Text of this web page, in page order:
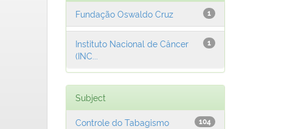
1
Fundação Oswaldo Cruz
1
Instituto Nacional de Câncer
(INC...
Subject
104
Controle do Tabagismo